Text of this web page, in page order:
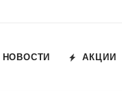
НОВОСТИ АКЦИИ